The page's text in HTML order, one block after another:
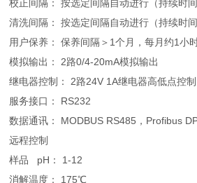
校正间隔： 按选定间隔自动进行（持续时
清洗间隔： 按选定间隔自动进行（持续时
用户保养： 保养间隔＞1个月，每月约1小
模拟输出： 2路0/4-20mA模拟输出
继电器控制： 2路24V 1A继电器高低点控
服务接口： RS232
数据通讯： MODBUS RS485，Profibus
远程控制
样品 pH： 1-12
消解温度： 175℃